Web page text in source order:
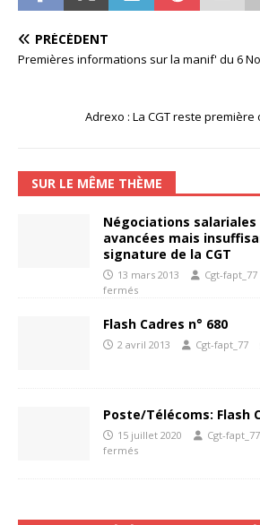
PRÉCÉDENT
Premières informations sur la manif' du 6
Adrexo : La CGT reste
SUR LE MÊME THÈME
Négociations salariales
avancées mais
signature de la CGT
13 mars 2013 Cgt-fapt_77
fermés
Flash Cadres n° 680
2 avril 2013 Cgt-fapt_77
Poste/Télécoms: Flash
15 juillet 2020 Cgt-fapt_77
fermés